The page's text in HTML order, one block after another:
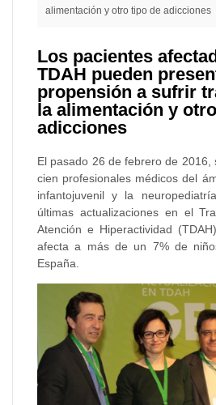
alimentación y otro tipo de adicciones
Los pacientes
TDAH pueden
propensión a sufrir
la alimentación y
adicciones
El pasado 26 de febrero de 2016,
cien profesionales médicos del
infantojuvenil y la
últimas actualizaciones en el
Atención e Hiperactividad
afecta a más de un 7% de
España.